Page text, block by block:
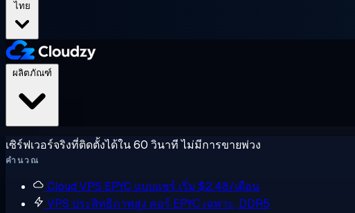
ไทย
เซิร์ฟเวอร์จริงที่ติดตั้งได้ใน 60 วินาที ไม่มีการขายพ่วง
คำนวณ
Cloud VPS EPYC แบบแชร์ เริ่ม $2.48/เดือน
VPS ประสิทธิภาพสูง คอร์ EPYC เฉพาะ, DDR5